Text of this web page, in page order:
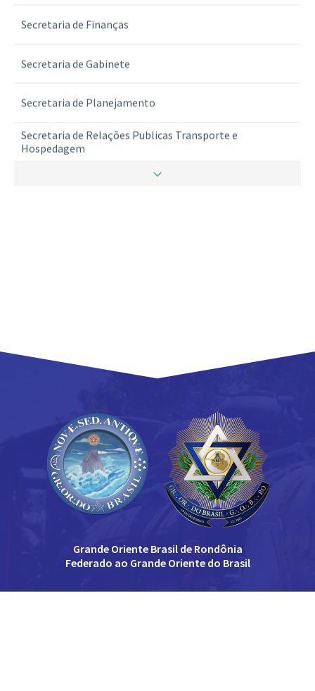
Secretaria de Finanças
Secretaria de Gabinete
Secretaria de Planejamento
Secretaria de Relações Publicas Transporte e
Hospedagem
Grande Oriente Brasil de Rondônia
Federado ao Grande Oriente do Brasil